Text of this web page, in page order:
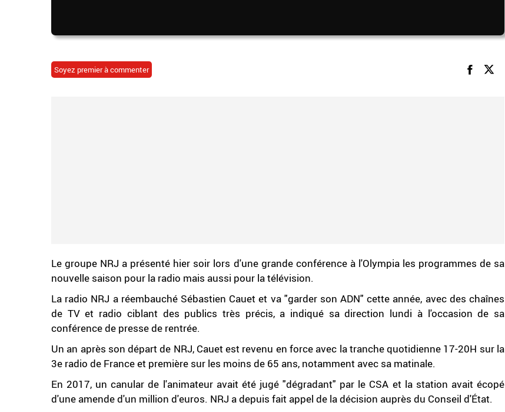
Soyez premier à commenter
Le groupe NRJ a présenté hier soir lors d'une grande conférence à l'Olympia les programmes de sa
nouvelle saison pour la radio mais aussi pour la télévision.
La radio NRJ a réembauché Sébastien Cauet et va "garder son ADN" cette année, avec des chaînes
de TV et radio ciblant des publics très précis, a indiqué sa direction lundi à l'occasion de sa
conférence de presse de rentrée.
Un an après son départ de NRJ, Cauet est revenu en force avec la tranche quotidienne 17-20H sur la
3e radio de France et première sur les moins de 65 ans, notamment avec sa matinale.
En 2017, un canular de l'animateur avait été jugé "dégradant" par le CSA et la station avait écopé
d'une amende d'un million d'euros. NRJ a depuis fait appel de la décision auprès du Conseil d'État.